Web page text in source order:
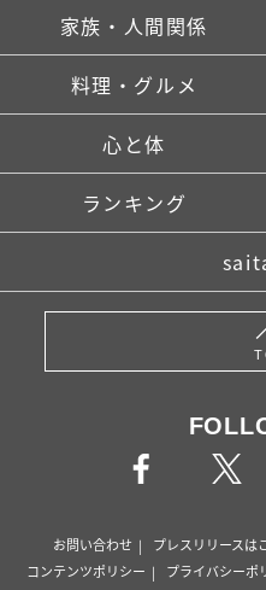
家族・人間関係
料理・グルメ
心と体
ランキング
お問い合わせ プレスリリースは
コンテンツポリシー
プライバシーポ